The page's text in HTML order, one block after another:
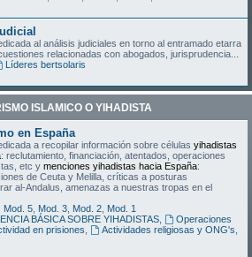
al análisis judiciales en torno al entramado etarra
relacionadas con abogados, jurisprudencia...
Líderes bertsolaris
ISLAMICO O YIHADISTA
en España
a recopilar información sobre células yihadistas
: reclutamiento, financiación, atentados, operaciones
etc y menciones yihadistas hacia España:
de Ceuta y Melilla, críticas a posturas
al-Andalus, amenazas a nuestras tropas en el
Mod. 5 Mod. 3 Mod. 2 Mod. 1
BÁSICA SOBRE YIHADISTAS,
Operaciones
en prisiones
Actividades religiosas y ONG's